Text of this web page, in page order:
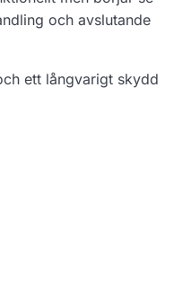
och avslutande
ett långvarigt skydd